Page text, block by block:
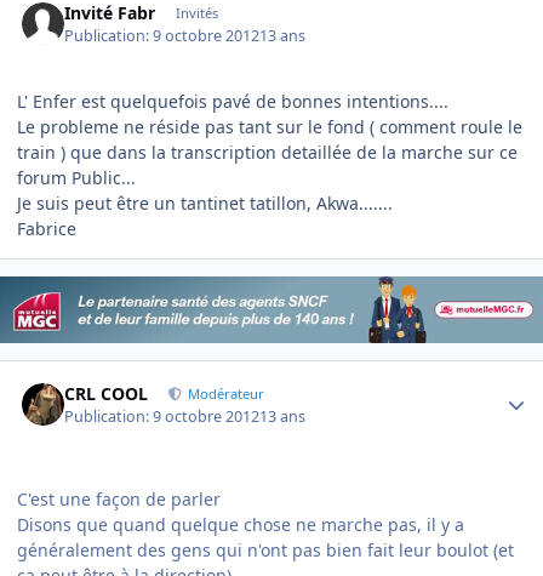
Invité Fabr Invités
Publication:9 octobre 201213 ans
L' Enfer est quelquefois pavé de bonnes intentions....
Le probleme ne réside pas tant sur le fond ( comment roule le
train ) que dans la transcription detaillée de la marche sur ce
forum Public...
Je suis peut être un tantinet tatillon, Akwa.......
Fabrice
CRL COOL Modérateur
Publication:9 octobre 201213 ans
C'est une façon de parler
Disons que quand quelque chose ne marche pas, il y a
généralement des gens qui n'ont pas bien fait leur boulot (et